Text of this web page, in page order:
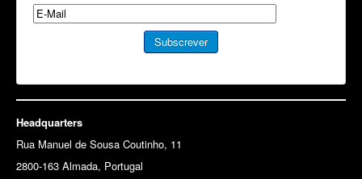
Headquarters
Rua Manuel de Sousa Coutinho, 11
2800-163 Almada, Portugal